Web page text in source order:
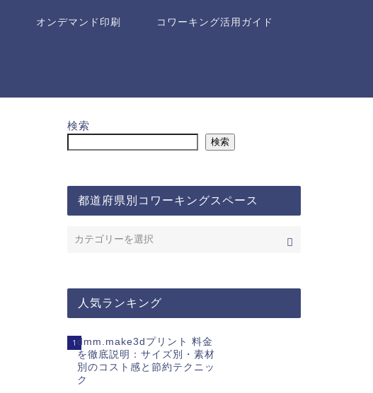
オンデマンド印刷 コワーキング活用ガイド
検索
検索
都道府県別コワーキングスペース
人気ランキング
1 dmm.make3dプリント 料金
を徹底説明：サイズ別・素材
別のコスト感と節約テクニッ
ク